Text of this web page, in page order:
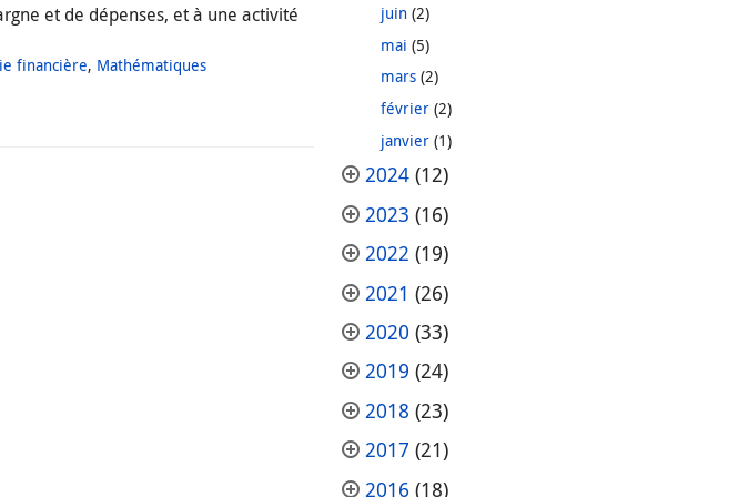
et de dépenses, et à une activité
financière, Mathématiques
juin(2)
mai (5)
mars(2)
février(2)
janvier(1)
2024(12)
2023 (16)
2022 (19)
2021 (26)
2020 (33)
2019 (24)
2018 (23)
2017 (21)
2016 (18)